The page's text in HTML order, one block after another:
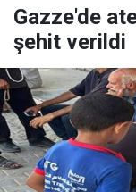
Gazze'de
şehit verildi